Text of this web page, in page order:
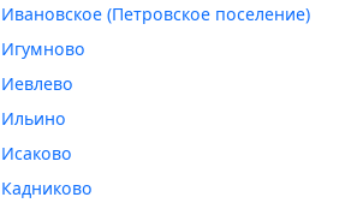
Ивановское (Петровское поселение)
Игумново
Иевлево
Ильино
Исаково
Кадниково